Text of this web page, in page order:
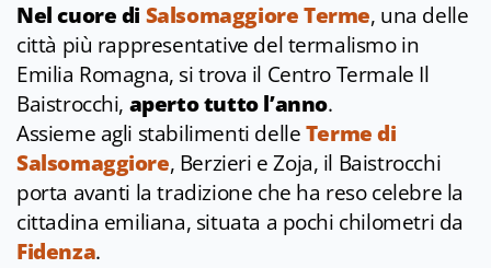
Nel cuore di Salsomaggiore Terme, una delle
città più rappresentative del termalismo in
Emilia Romagna, si trova il Centro Termale Il
Baistrocchi, aperto tutto l’anno.
Assieme agli stabilimenti delleTerme di
Salsomaggiore, Berzieri e Zoja, il Baistrocchi
porta avanti la tradizione che ha reso celebre la
cittadina emiliana, situata a pochi chilometri da
Fidenza.